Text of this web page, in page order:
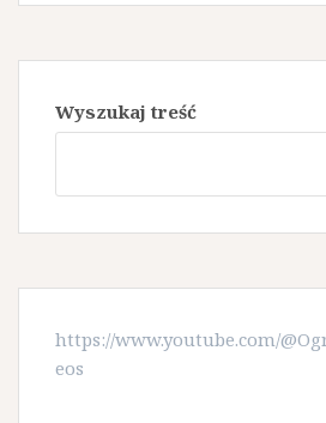
Wyszukaj treść
https://www.youtube.com/
eos